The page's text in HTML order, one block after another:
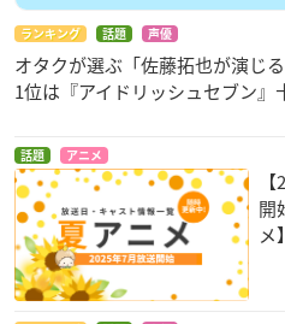
ランキング 話題 声優
オタクが選ぶ「佐藤拓也が演じ
1位は『アイドリッシュセブン』
話題 アニメ
開
メ】